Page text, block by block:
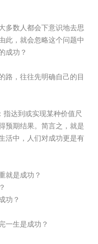
多数人都会下意识地去思
此，就会忽略这个问题中
成功？
路，往往先明确自己的目
指达到或实现某种价值尺
预期结果。简言之，就是
活中，人们对成功更是有
就是成功？
功？
一生是成功？